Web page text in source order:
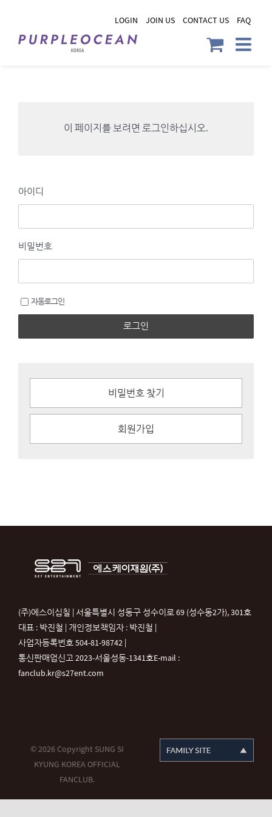
content
LOGIN JOIN US CONTACT US FAQ
이 페이지를 보려면 로그인하십시오.
아이디
비밀번호
자동로그인
로그인
비밀번호 찾기
회원가입
(주)에스이십칠 | 서울특별시 성동구 성수이로 69 (성수동2가), 301호
대표 : 박진철 | 개인정보책임자 : 박진철 |
사업자등록번호 504-81-98742 |
통신판매업신고 2023-서울성동-1341호E-mail :
fanclub.kr@s27ent.com
© 2026 Copyright SUNG SI
KYUNG KOREA OFFICIAL
FANCLUB.